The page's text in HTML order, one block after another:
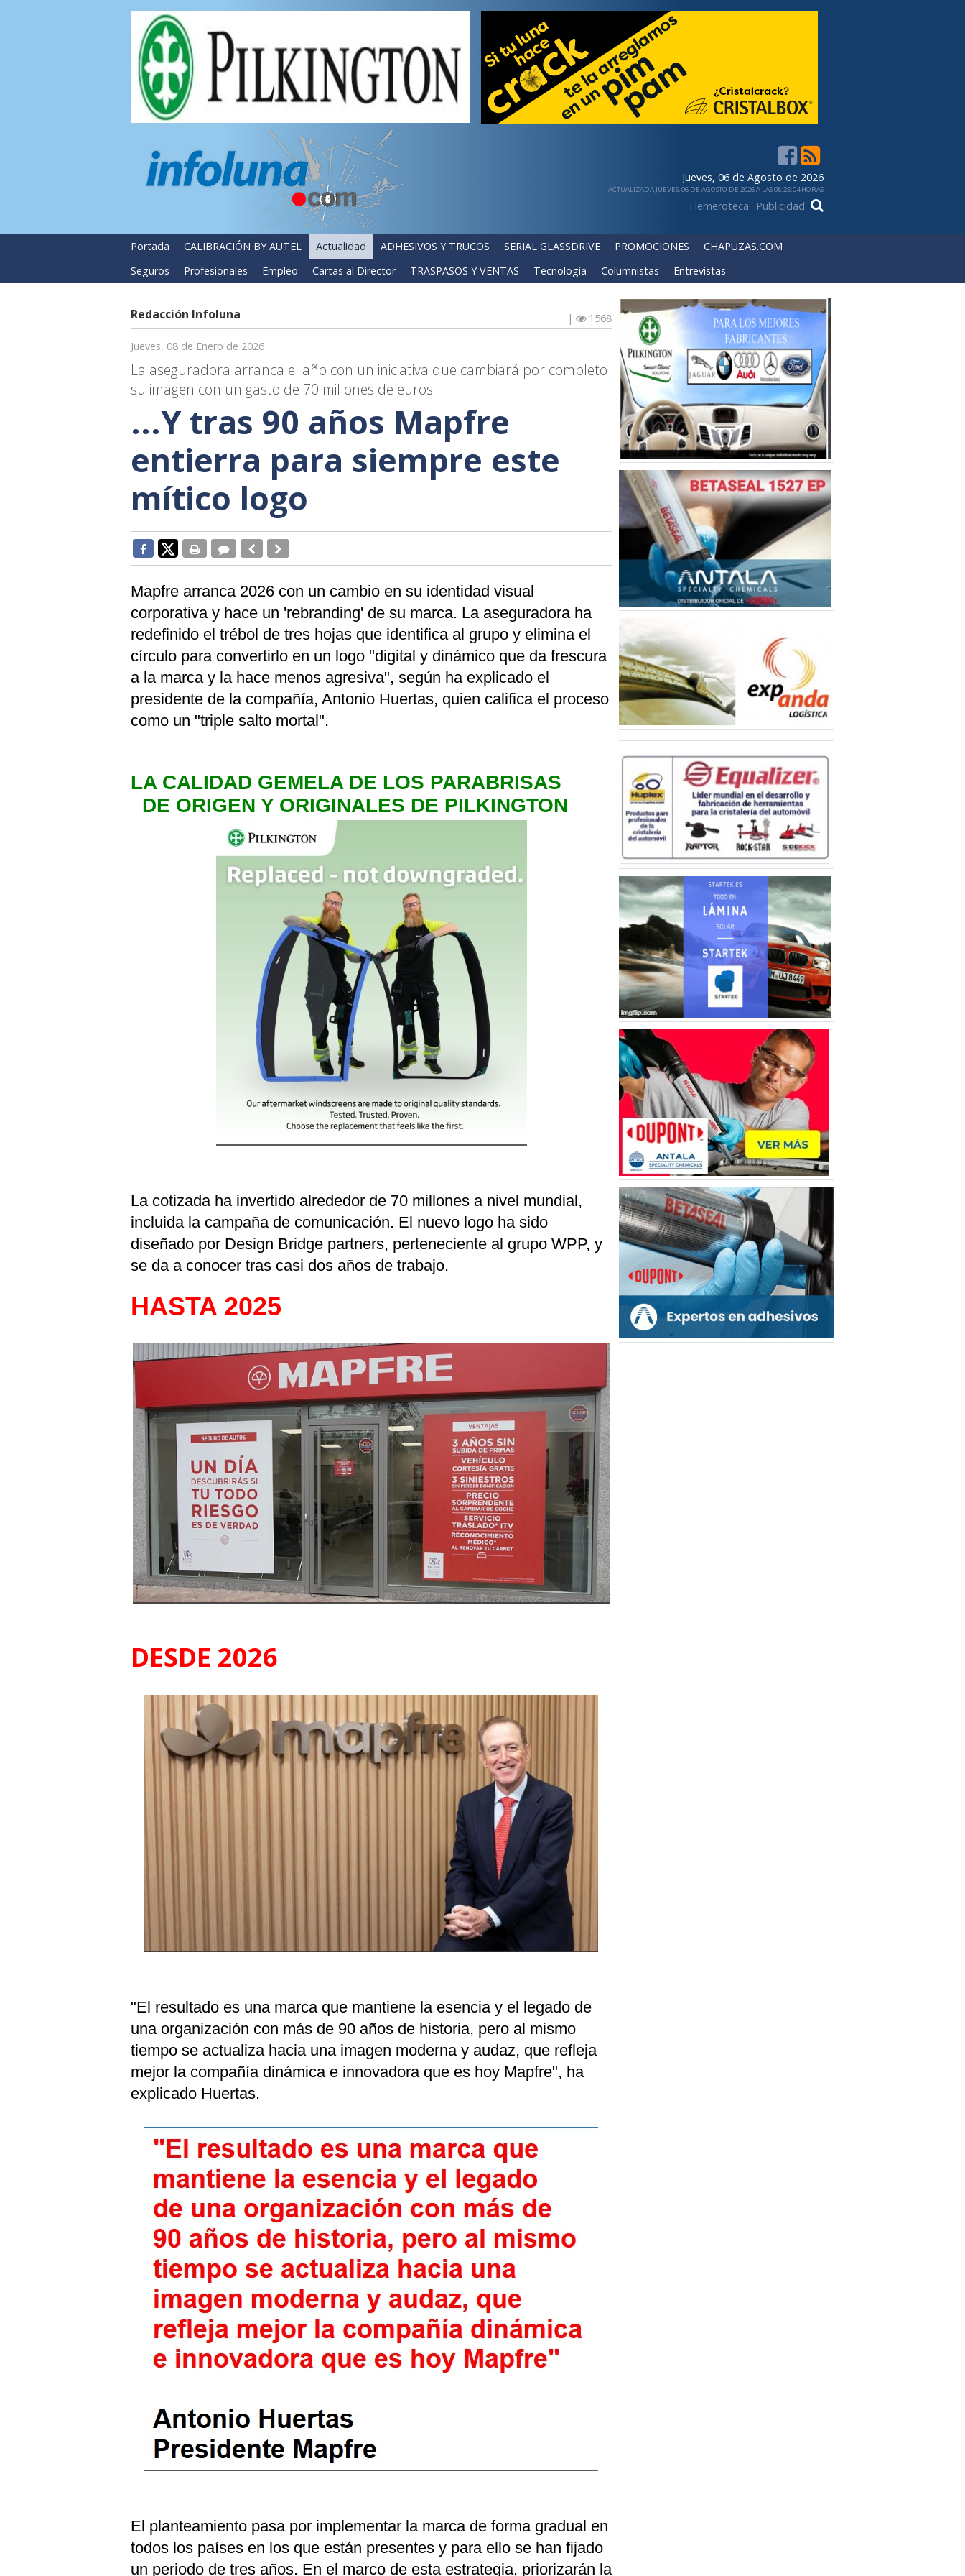
Jueves, 06 de Agosto de 2026
ACTUALIZADA JUEVES, 06 DE AGOSTO DE 2026 A LAS 08:25:04 HORAS
Hemeroteca Publicidad
Portada CALIBRACIÓN BY AUTEL Actualidad ADHESIVOS Y TRUCOS SERIAL GLASSDRIVE PROMOCIONES
CHAPUZAS.COM
Seguros
Profesionales Empleo Cartas al Director TRASPASOS Y VENTAS Tecnología Columnistas Entrevistas
Redacción Infoluna | 1568
Jueves, 08 de Enero de 2026
La aseguradora arranca el año con un iniciativa que cambiará por completo
su imagen con un gasto de 70 millones de euros
...Y tras 90 años Mapfre
entierra para siempre este
mítico logo
Mapfre arranca 2026 con un cambio en su identidad visual
corporativa y hace un 'rebranding' de su marca. La aseguradora ha
redefinido el trébol de tres hojas que identifica al grupo y elimina el
círculo para convertirlo en un logo "digital y dinámico que da frescura
a la marca y la hace menos agresiva", según ha explicado el
presidente de la compañía, Antonio Huertas, quien califica el proceso
como un "triple salto mortal".
LA CALIDAD GEMELA DE LOS PARABRISAS
DE ORIGEN Y ORIGINALES DE PILKINGTON
La cotizada ha invertido alrededor de 70 millones a nivel mundial,
incluida la campaña de comunicación. El nuevo logo ha sido
diseñado por Design Bridge partners, perteneciente al grupo WPP, y
se da a conocer tras casi dos años de trabajo.
HASTA 2025
DESDE 2026
"El resultado es una marca que mantiene la esencia y el legado de
una organización con más de 90 años de historia, pero al mismo
tiempo se actualiza hacia una imagen moderna y audaz, que refleja
mejor la compañía dinámica e innovadora que es hoy Mapfre", ha
explicado Huertas.
El planteamiento pasa por implementar la marca de forma gradual en
todos los países en los que están presentes y para ello se han fijado
un periodo de tres años. En el marco de esta estrategia, priorizarán la